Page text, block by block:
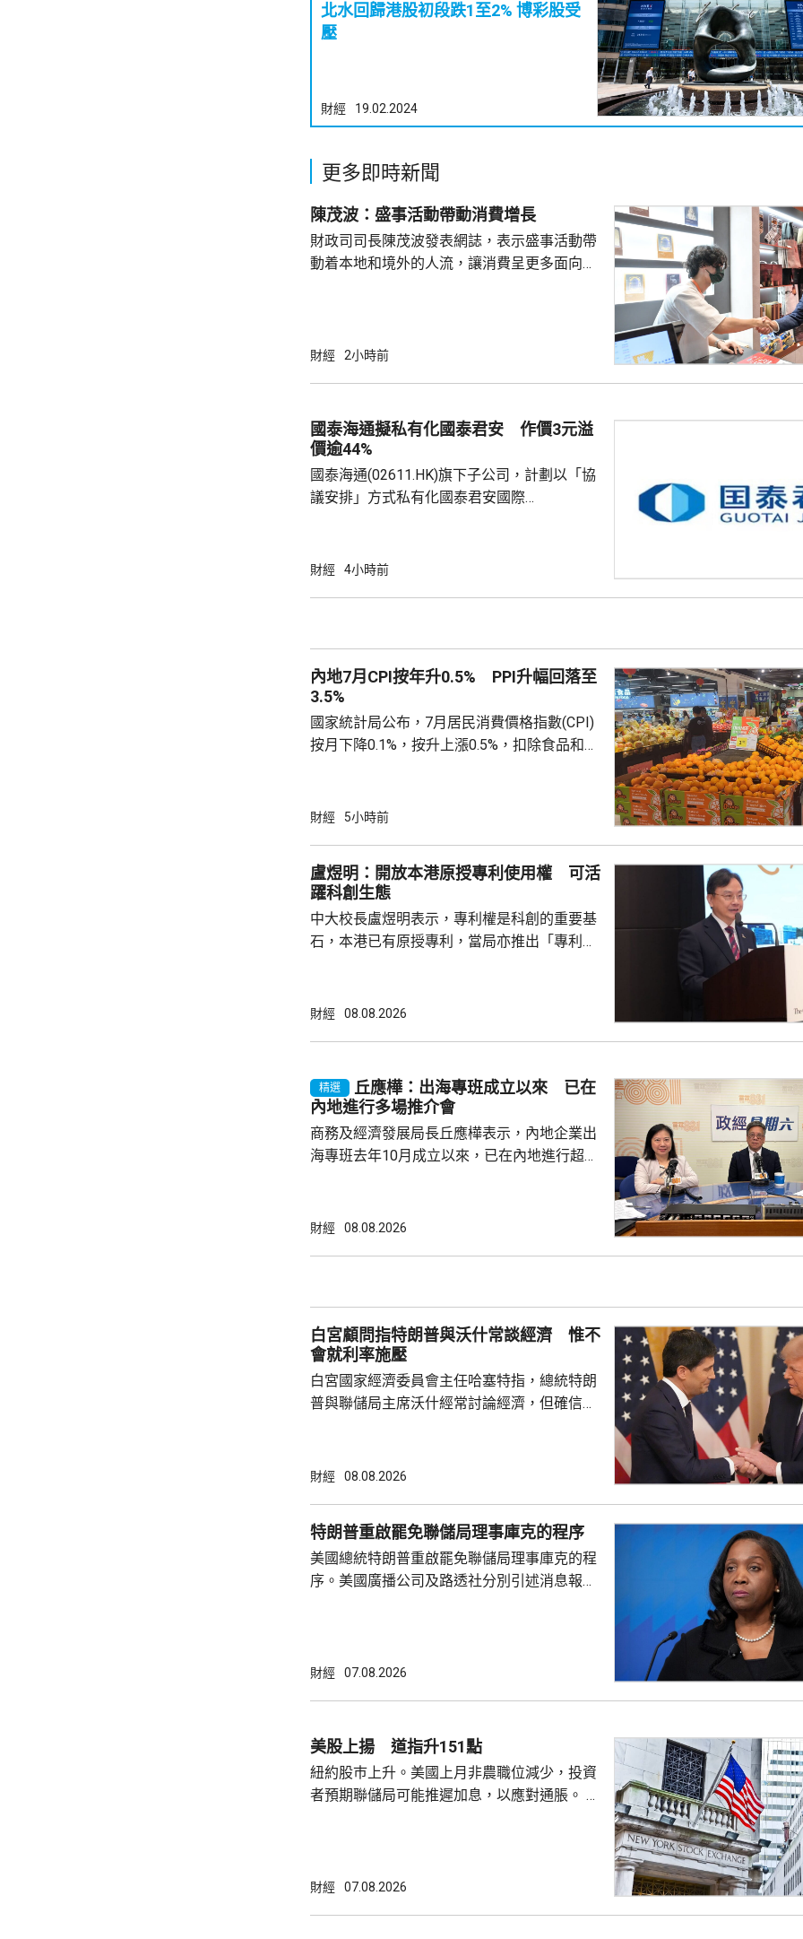
北水回歸港股初段跌1至2% 博彩股受
壓
財經 19.02.2024
更多即時新聞
陳茂波：盛事活動帶動消費增長
財政司司長陳茂波發表網誌，表示盛事活動帶
動着本地和境外的人流，讓消費呈更多面向的
億元，有啟德附近的食肆指期間的生意增長了
示，今年上半年，約有175萬旅客參與超過
130項盛事活動，為香港帶來約58億...
財經 2小時前
國泰海通擬私有化國泰君安 作價3元溢
價逾44%
國泰海通(02611.HK)旗下子公司，計劃以「協
議安排」方式私有化國泰君安國際
部剩餘普通股，以實現後者私有化退市。同
控持股約73.9%。按此計算，收購剩餘股權所
需對價約為75億港元...
財經 4小時前
內地7月CPI按年升0.5% PPI升幅回落至
3.5%
國家統計局公布，7月居民消費價格指數(CPI)
按月下降0.1%，按升上漲0.5%，扣除食品和能
下降0.7%，按年上漲3.5%，漲幅比上月回落
動，令國內汽油價格下降10.7%；而PPI則受
到輸入性因素和季節性因素影響，國內相關...
財經 5小時前
盧煜明：開放本港原授專利使用權 可活
躍科創生態
中大校長盧煜明表示，專利權是科創的重要基
石，本港已有原授專利，當局亦推出「專利
使用，相信會有更多人來港申請專利，活躍本
產出獨角獸企業，必須依賴其他市場，例如大
灣區，及解決專利權方面弱點。盧煜明表示，
財經 08.08.2026
精選
丘應樺：出海專班成立以來 已在
內地進行多場推介會
商務及經濟發展局長丘應樺表示，內地企業出
海專班去年10月成立以來，已在內地進行超過
時，亦已帶同內地及香港企業隨團，簽訂96份
總部或公司，並在香港作籌融資，相信對香港
整體經濟有幫助，他下周出訪馬來...
財經 08.08.2026
白宮顧問指特朗普與沃什常談經濟 惟不
會就利率施壓
白宮國家經濟委員會主任哈塞特指，總統特朗
普與聯儲局主席沃什經常討論經濟，但確信特
什和特朗普長期以來關係非常密切，一直會討
見，令外界質疑特朗普可能試圖影響聯儲局決
策。不過日程顯示，沃什6月沒與特朗普通話
或會談，只是與財長貝森特進行三次早餐
財經 08.08.2026
特朗普重啟罷免聯儲局理事庫克的程序
美國總統特朗普重啟罷免聯儲局理事庫克的程
序。美國廣播公司及路透社分別引述消息報
事的誠信產生質疑，因此特朗普正考慮撒銷她
何正當理由可以解除庫克的職務。 特朗普去年
8月底亦曾以欺詐抵押貸款為由，解除庫...
財經 07.08.2026
美股上揚 道指升151點
紐約股巿上升。美國上月非農職位減少，投資
者預期聯儲局可能推遲加息，以應對通脹。 道
上升47點。 總計整個星期，納指上升5.2%。
財經 07.08.2026